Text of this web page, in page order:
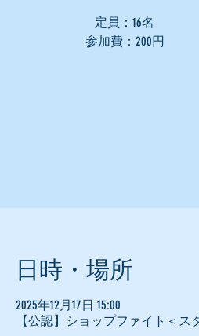
定員：16名
参加費：200円
日時・場所
2025年12月17日 15:00
【公認】ショップファイト＜ス